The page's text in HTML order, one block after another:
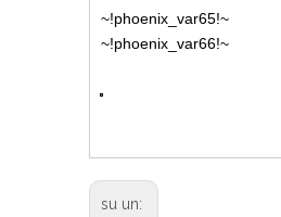
~!phoenix_var65!~
~!phoenix_var66!~
su un: